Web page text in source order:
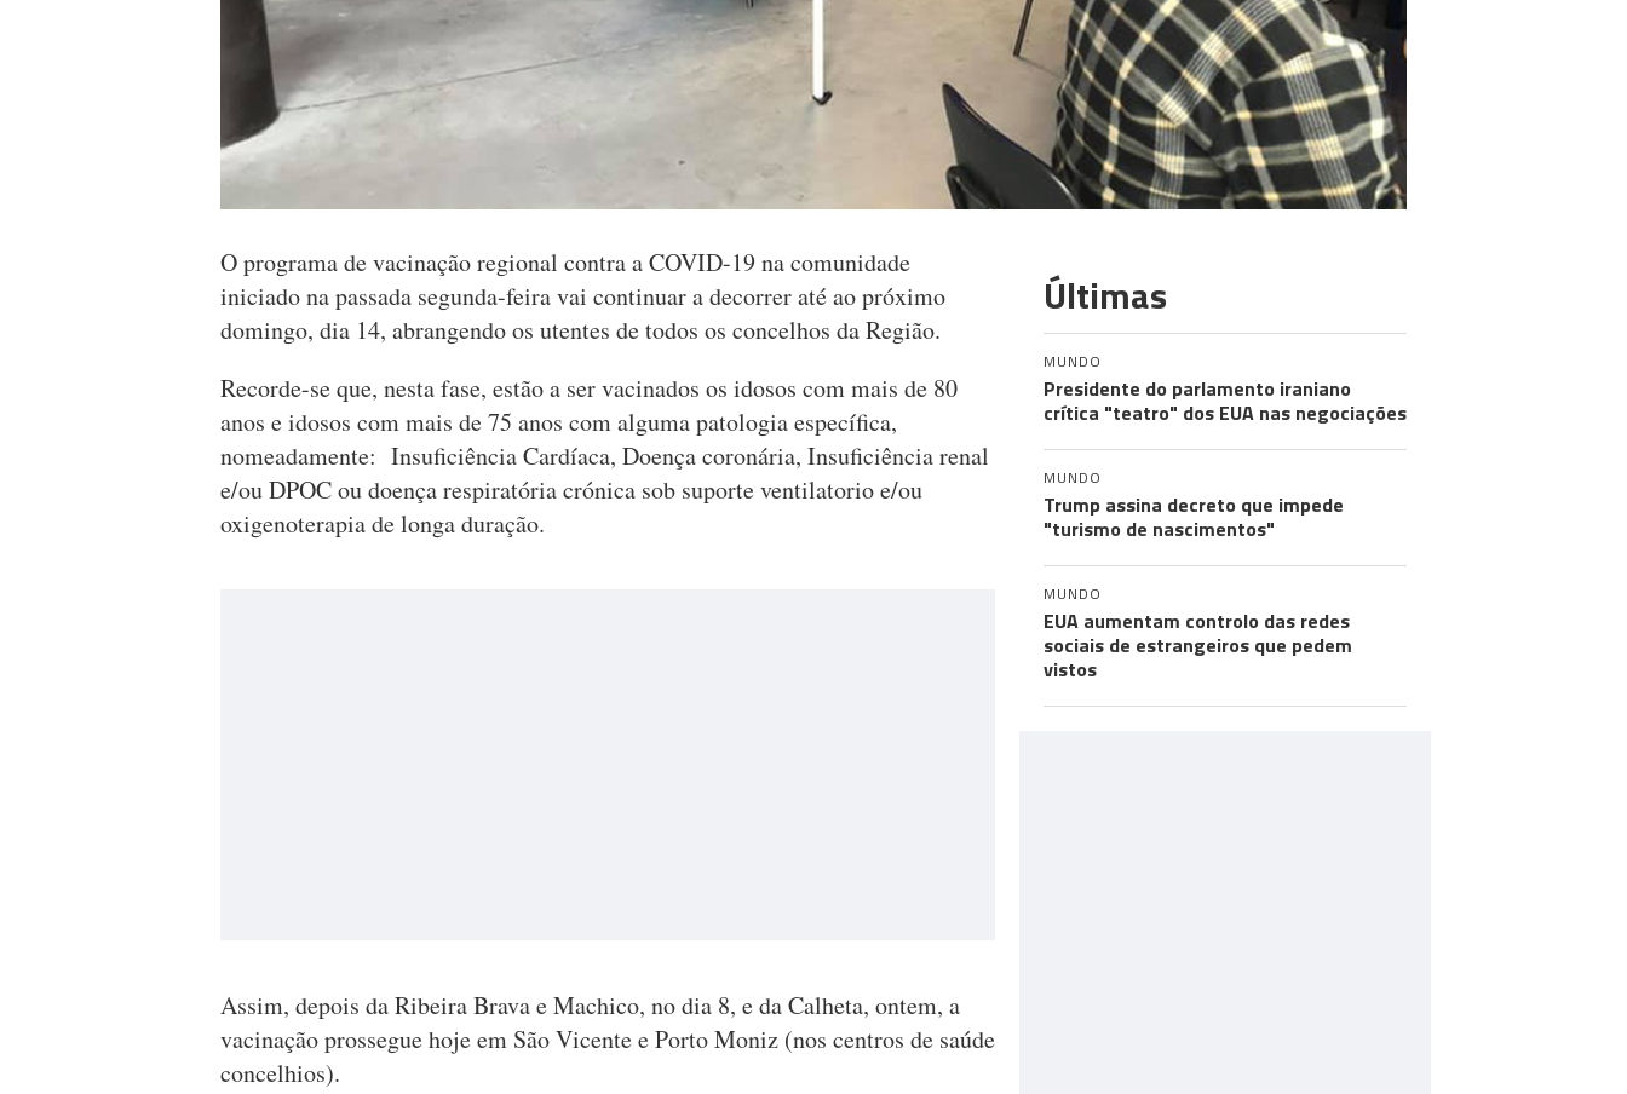
O programa de vacinação regional contra a COVID-19 na comunidade
iniciado na passada segunda-feira vai continuar a decorrer até ao próximo
domingo, dia 14, abrangendo os utentes de todos os concelhos da Região.
Recorde-se que, nesta fase, estão a ser vacinados os idosos com mais de 80
anos e idosos com mais de 75 anos com alguma patologia específica,
nomeadamente: Insuficiência Cardíaca, Doença coronária, Insuficiência renal
e/ou DPOC ou doença respiratória crónica sob suporte ventilatorio e/ou
oxigenoterapia de longa duração.
Assim, depois da Ribeira Brava e Machico, no dia 8, e da Calheta, ontem, a
vacinação prossegue hoje em São Vicente e Porto Moniz (nos centros de saúde
concelhios).
Últimas
MUNDO
Presidente do parlamento iraniano
crítica "teatro" dos EUA nas negociações
MUNDO
Trump assina decreto que impede
"turismo de nascimentos"
MUNDO
EUA aumentam controlo das redes
sociais de estrangeiros que pedem
vistos